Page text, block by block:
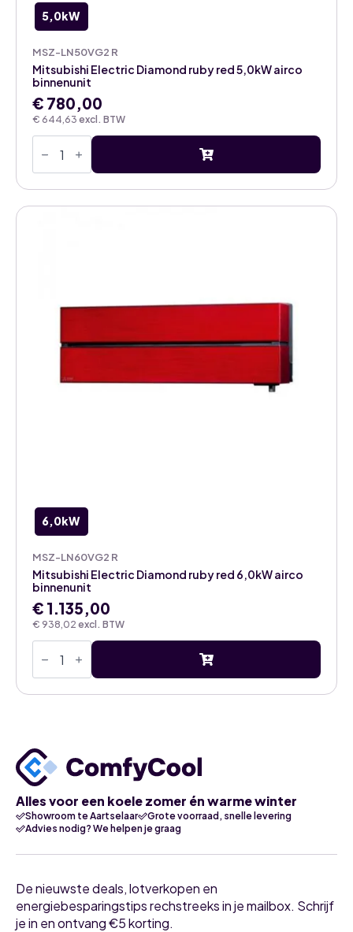
5,0kW
MSZ-LN50VG2 R
€ 644,63 excl. BTW
Mitsubishi Electric Diamond ruby red 5,0kW airco
binnenunit
€ 780,00
Mitsubishi
Electric
ruby
red
5,0kW
6,0kW
MSZ-LN60VG2 R
€ 938,02 excl. BTW
Mitsubishi Electric Diamond ruby red 6,0kW airco
binnenunit
€ 1.135,00
Mitsubishi
Electric
ruby
red
aantal
Alles voor een koele zomer én warme winter
Showroom te Aartselaar
Grote voorraad, snelle levering
Advies nodig? We helpen je graag
De nieuwste deals, lotverkopen en
energiebesparingstips rechstreeks in je mailbox. Schrijf
je in en ontvang €5 korting.